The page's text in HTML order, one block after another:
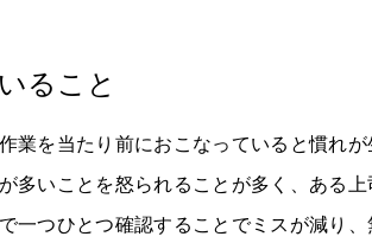
ること
業を当たり前におこなっていると慣れ
多いことを怒られることが多く、ある
一つひとつ確認することでミスが減り